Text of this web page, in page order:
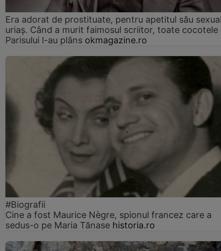
Era adorat de prostituate, pentru apetitul său
uriaș. Când a murit faimosul scriitor, toate cocotele
Parisului l-au plâns okmagazine.ro
#Biografii
Cine a fost Maurice Nègre, spionul francez care a
sedus-o pe Maria Tănase historia.ro